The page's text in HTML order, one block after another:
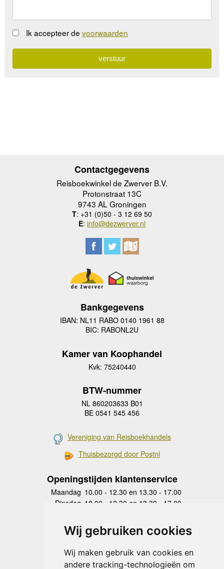
Wij gebruiken cookies
Wij maken gebruik van cookies en
andere tracking-technologieën om
Ik accepteer de voorwaarden
Contactgegevens
Reisboekwinkel de Zwerver B.V.
Protonstraat 13C
9743 AL Groningen
T: +31 (0)50 - 3 12 69 50
E: info@dezwerver.nl
Bankgegevens
IBAN: NL11 RABO 0140 1961 88
BIC: RABONL2U
Kamer van Koophandel
Kvk: 75240440
BTW-nummer
NL 860203633 B01
BE 0541 545 456
Vereniging van Reisboekhandels
Thuisbezorgd door Postnl
Openingstijden klantenservice
Maandag 10.00 - 12.30 en 13.30 - 17.00
Dinsdag 10.00 - 12.30 en 13.30 - 17.00
Donderdag
10.00 - 12.30 en 13.30 - 17.00
Vrijdag 10.00 - 12.30 en 13.30 - 17.00
Zaterdag
gesloten
Zondag gesloten